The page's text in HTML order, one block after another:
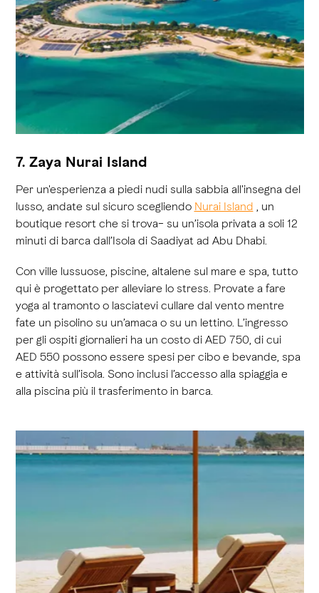
7. Zaya Nurai Island
Per un'esperienza a piedi nudi sulla sabbia all'insegna del
lusso, andate sul sicuro scegliendo Nurai Island , un
boutique resort che si trova− su un’isola privata a soli 12
minuti di barca dall’Isola di Saadiyat ad Abu Dhabi.
Con ville lussuose, piscine, altalene sul mare e spa, tutto
qui è progettato per alleviare lo stress. Provate a fare
yoga al tramonto o lasciatevi cullare dal vento mentre
fate un pisolino su un’amaca o su un lettino. L’ingresso
per gli ospiti giornalieri ha un costo di AED 750, di cui
AED 550 possono essere spesi per cibo e bevande, spa
e attività sull’isola. Sono inclusi l’accesso alla spiaggia e
alla piscina più il trasferimento in barca.